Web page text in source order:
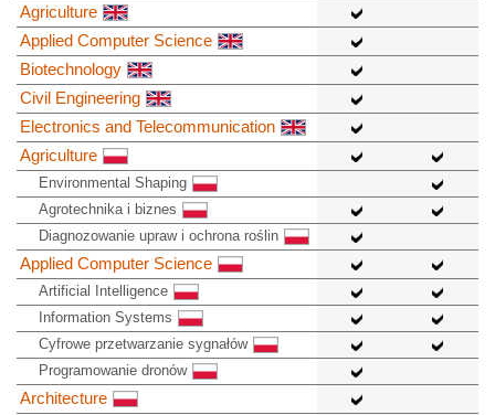
Agriculture
Applied Computer Science
Biotechnology
Civil Engineering
Electronics and Telecommunication
Agriculture
Environmental Shaping
Agrotechnika i biznes
Diagnozowanie upraw i ochrona roślin
Applied Computer Science
Artificial Intelligence
Information Systems
Cyfrowe przetwarzanie sygnałów
Programowanie dronów
Architecture